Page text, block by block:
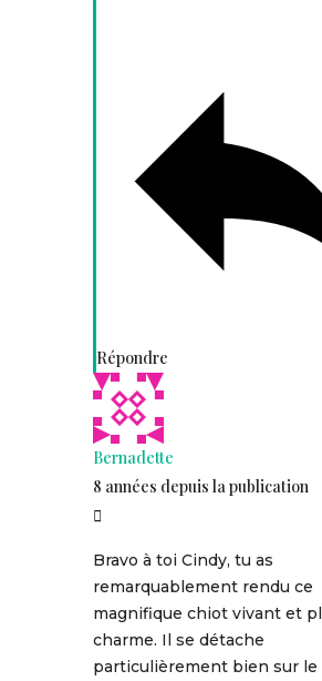
Répondre
Bernadette
8 années depuis la publication
Bravo à toi Cindy, tu as
remarquablement rendu ce
magnifique chiot vivant et
charme. Il se détache
particulièrement bien sur le